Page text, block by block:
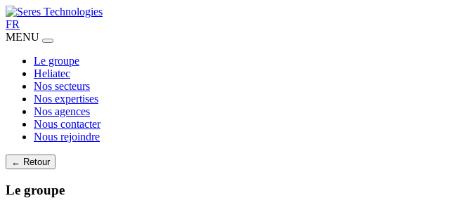
FR
MENU
Le groupe
Heliatec
Nos secteurs
Nos expertises
Nos agences
Nous contacter
Nous rejoindre
← Retour
Le groupe